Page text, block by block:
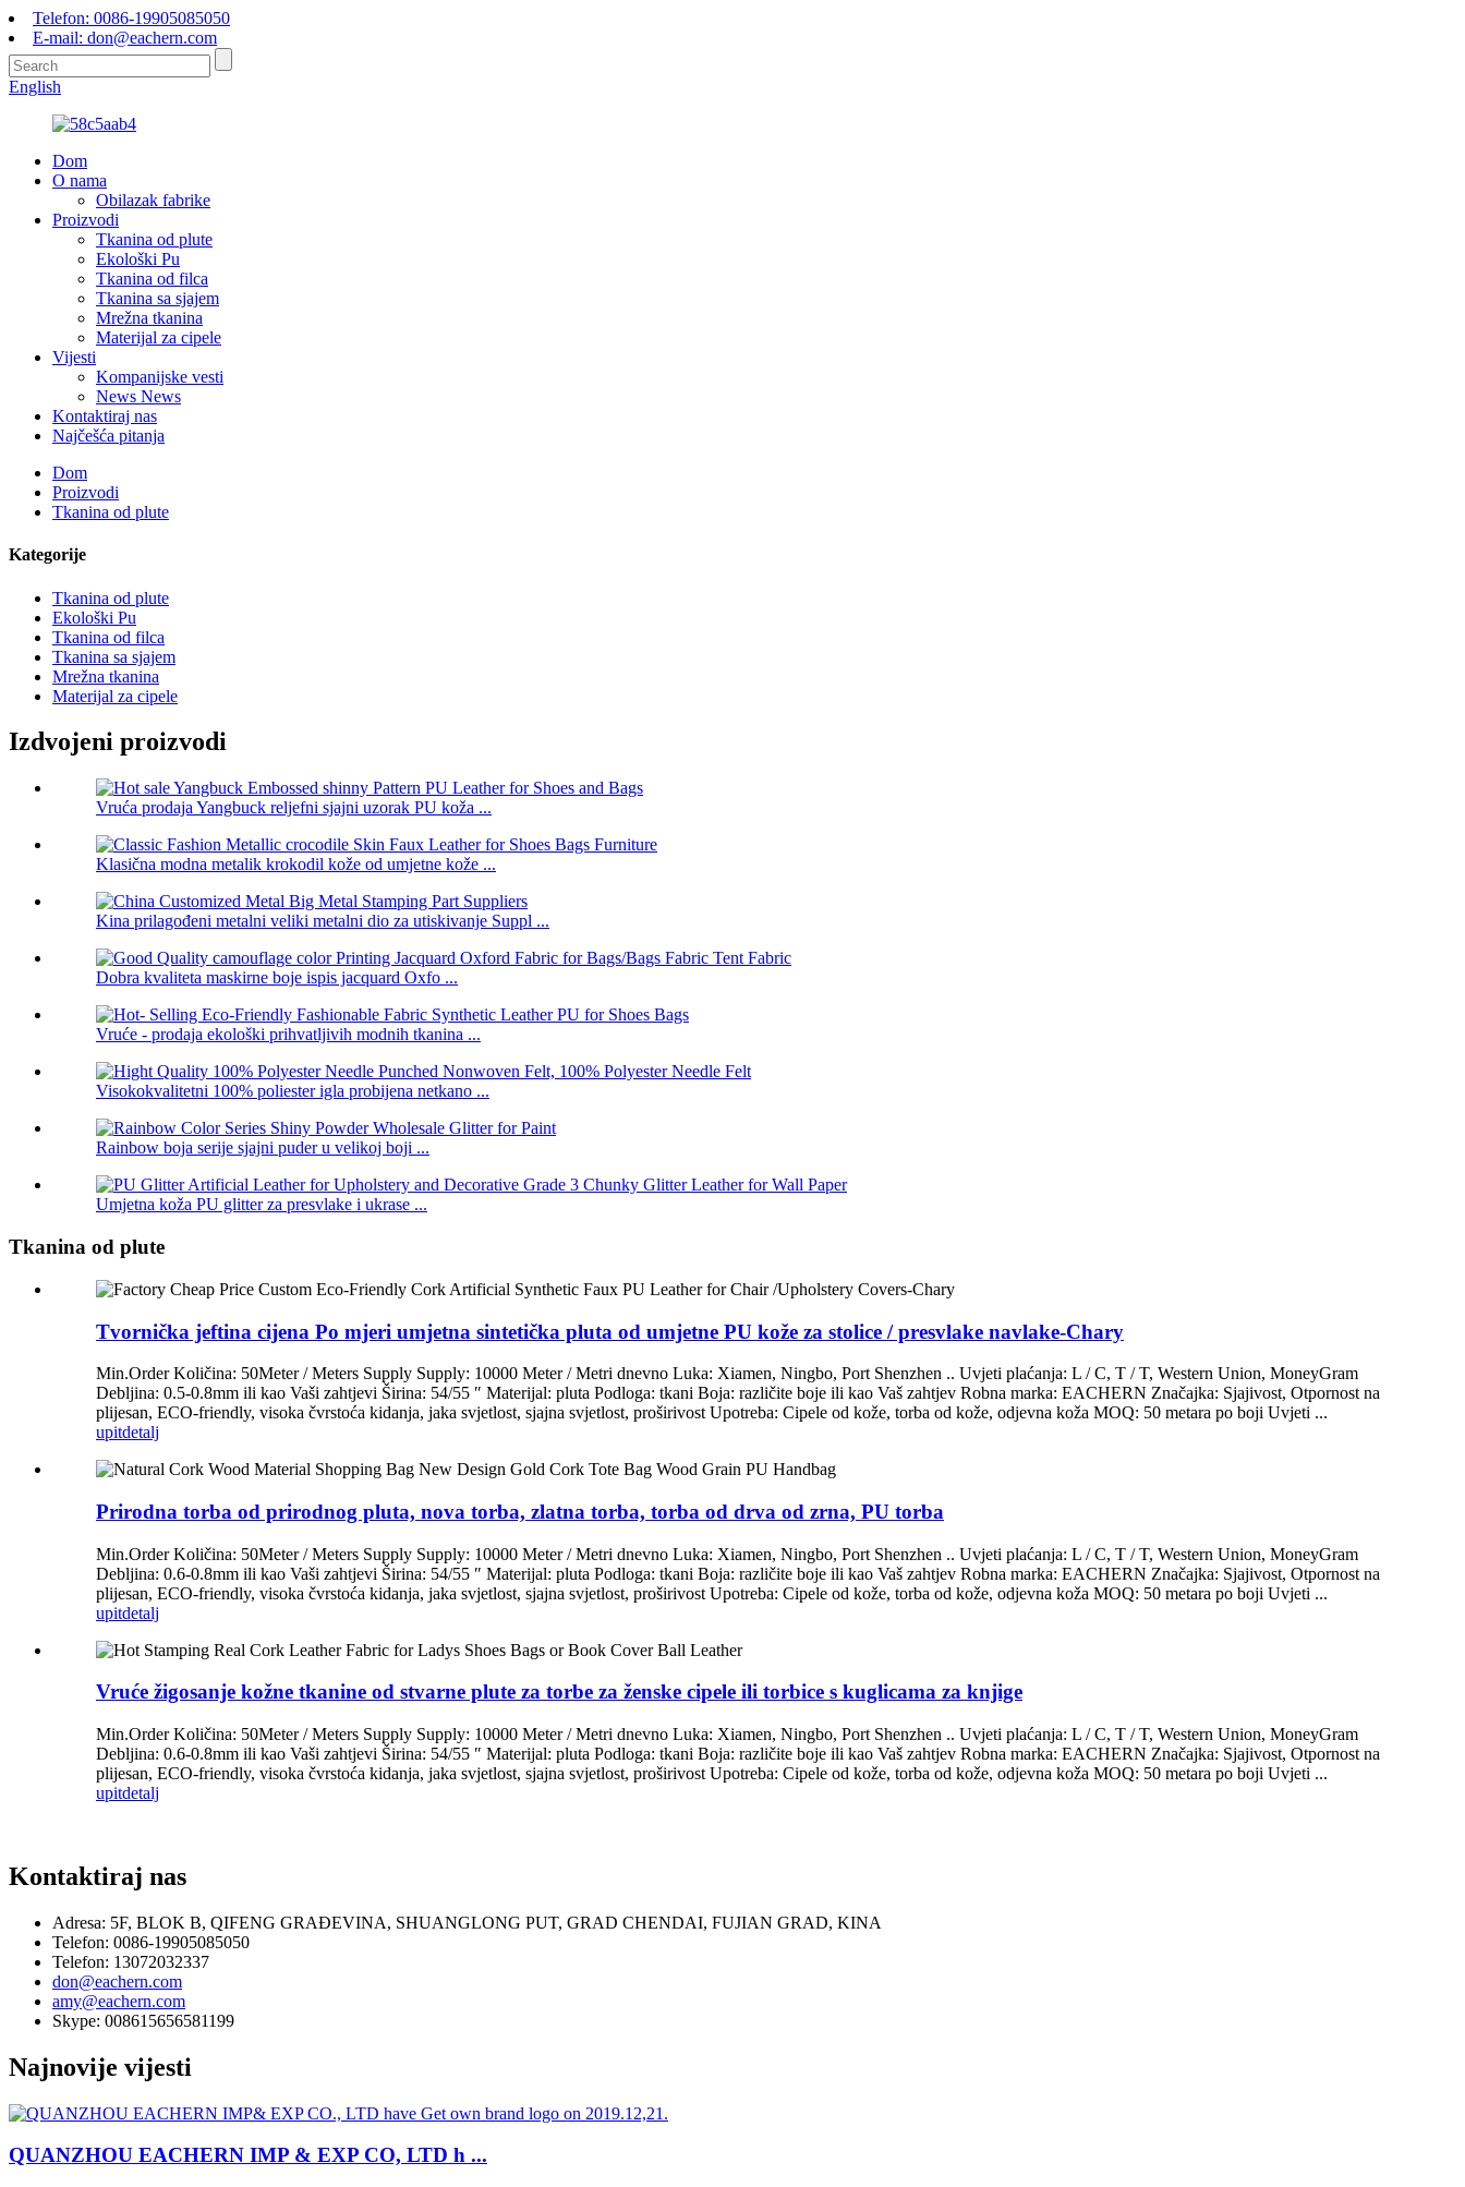
Telefon: 0086-19905085050
E-mail: don@eachern.com
English
Dom
O nama
Obilazak fabrike
Proizvodi
Tkanina od plute
Ekološki Pu
Tkanina od filca
Tkanina sa sjajem
Mrežna tkanina
Materijal za cipele
Vijesti
Kompanijske vesti
News News
Kontaktiraj nas
Najčešća pitanja
Dom
Proizvodi
Tkanina od plute
Kategorije
Tkanina od plute
Ekološki Pu
Tkanina od filca
Tkanina sa sjajem
Mrežna tkanina
Materijal za cipele
Izdvojeni proizvodi
Vruća prodaja Yangbuck reljefni sjajni uzorak PU koža ...
Klasična modna metalik krokodil kože od umjetne kože ...
Kina prilagođeni metalni veliki metalni dio za utiskivanje Suppl ...
Dobra kvaliteta maskirne boje ispis jacquard Oxfo ...
Vruće - prodaja ekološki prihvatljivih modnih tkanina ...
Visokokvalitetni 100% poliester igla probijena netkano ...
Rainbow boja serije sjajni puder u velikoj boji ...
Umjetna koža PU glitter za presvlake i ukrase ...
Tkanina od plute
Tvornička jeftina cijena Po mjeri umjetna sintetička pluta od umjetne PU kože za stolice / presvlake navlake-Chary
Min.Order Količina: 50Meter / Meters Supply Supply: 10000 Meter / Metri dnevno Luka: Xiamen, Ningbo, Port Shenzhen .. Uvjeti plaćanja: L / C, T / T, Western Union, MoneyGram
Debljina: 0.5-0.8mm ili kao Vaši zahtjevi Širina: 54/55 ″ Materijal: pluta Podloga: tkani Boja: različite boje ili kao Vaš zahtjev Robna marka: EACHERN Značajka: Sjajivost, Otpornost na
plijesan, ECO-friendly, visoka čvrstoća kidanja, jaka svjetlost, sjajna svjetlost, proširivost Upotreba: Cipele od kože, torba od kože, odjevna koža MOQ: 50 metara po boji Uvjeti ...
upitdetalj
Prirodna torba od prirodnog pluta, nova torba, zlatna torba, torba od drva od zrna, PU torba
Min.Order Količina: 50Meter / Meters Supply Supply: 10000 Meter / Metri dnevno Luka: Xiamen, Ningbo, Port Shenzhen .. Uvjeti plaćanja: L / C, T / T, Western Union, MoneyGram
Debljina: 0.6-0.8mm ili kao Vaši zahtjevi Širina: 54/55 ″ Materijal: pluta Podloga: tkani Boja: različite boje ili kao Vaš zahtjev Robna marka: EACHERN Značajka: Sjajivost, Otpornost na
plijesan, ECO-friendly, visoka čvrstoća kidanja, jaka svjetlost, sjajna svjetlost, proširivost Upotreba: Cipele od kože, torba od kože, odjevna koža MOQ: 50 metara po boji Uvjeti ...
upitdetalj
Vruće žigosanje kožne tkanine od stvarne plute za torbe za ženske cipele ili torbice s kuglicama za knjige
Min.Order Količina: 50Meter / Meters Supply Supply: 10000 Meter / Metri dnevno Luka: Xiamen, Ningbo, Port Shenzhen .. Uvjeti plaćanja: L / C, T / T, Western Union, MoneyGram
Debljina: 0.6-0.8mm ili kao Vaši zahtjevi Širina: 54/55 ″ Materijal: pluta Podloga: tkani Boja: različite boje ili kao Vaš zahtjev Robna marka: EACHERN Značajka: Sjajivost, Otpornost na
plijesan, ECO-friendly, visoka čvrstoća kidanja, jaka svjetlost, sjajna svjetlost, proširivost Upotreba: Cipele od kože, torba od kože, odjevna koža MOQ: 50 metara po boji Uvjeti ...
upitdetalj
Kontaktiraj nas
Adresa: 5F, BLOK B, QIFENG GRAĐEVINA, SHUANGLONG PUT, GRAD CHENDAI, FUJIAN GRAD, KINA
Telefon: 0086-19905085050
Telefon: 13072032337
don@eachern.com
amy@eachern.com
Skype: 008615656581199
Najnovije vijesti
QUANZHOU EACHERN IMP & EXP CO, LTD h ...